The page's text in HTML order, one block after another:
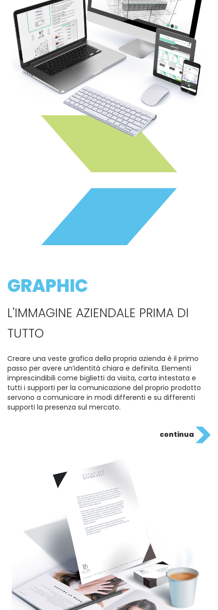
GRAPHIC
L'IMMAGINE AZIENDALE PRIMA DI
TUTTO
Creare una veste grafica della propria azienda è il primo
passo per avere un’identità chiara e definita. Elementi
imprescindibili come biglietti da visita, carta intestata e
tutti i supporti per la comunicazione del proprio prodotto
servono a comunicare in modi differenti e su differenti
supporti la presenza sul mercato.
continua